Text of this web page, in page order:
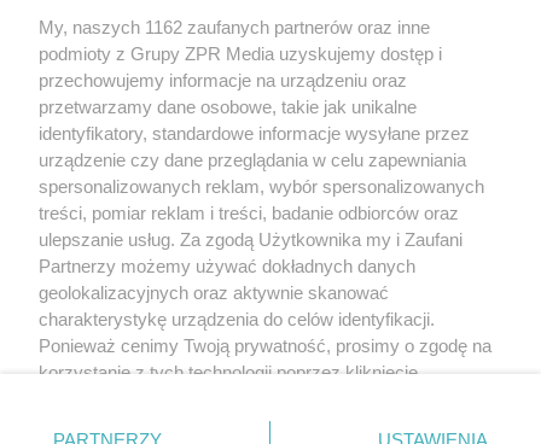
Żaden utwór zamieszczony w serwisie nie może być powielany i
rozpowszechniany lub dalej rozpowszechniany w jakikolwiek sposób (w
tym także elektroniczny lub mechaniczny) na jakimkolwiek polu
eksploatacji w jakiejkolwiek formie, włącznie z umieszczaniem w Internecie
bez pisemnej zgody właściciela praw. Jakiekolwiek użycie lub
wykorzystanie utworów w całości lub w części z naruszeniem prawa, tzn.
bez właściwej zgody, jest zabronione pod groźbą kary i może być ścigane
prawnie.
O nas
My, naszych 1162 zaufanych partnerów oraz inne
podmioty z Grupy ZPR Media uzyskujemy dostęp i
przechowujemy informacje na urządzeniu oraz
przetwarzamy dane osobowe, takie jak unikalne
identyfikatory, standardowe informacje wysyłane przez
urządzenie czy dane przeglądania w celu zapewniania
spersonalizowanych reklam, wybór spersonalizowanych
treści, pomiar reklam i treści, badanie odbiorców oraz
ulepszanie usług. Za zgodą Użytkownika my i Zaufani
Partnerzy możemy używać dokładnych danych
geolokalizacyjnych oraz aktywnie skanować
charakterystykę urządzenia do celów identyfikacji.
Ponieważ cenimy Twoją prywatność, prosimy o zgodę na
korzystanie z tych technologii poprzez kliknięcie
zmienić/wycofać klikając przycisk ustawień prywatności
PARTNERZY USTAWIENIA